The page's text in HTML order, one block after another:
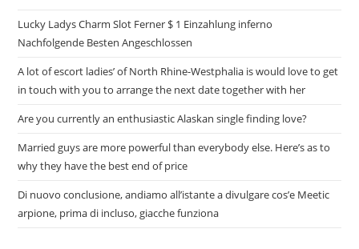
Lucky Ladys Charm Slot Ferner $ 1 Einzahlung inferno
Nachfolgende Besten Angeschlossen
A lot of escort ladies’ of North Rhine-Westphalia is would love to get
in touch with you to arrange the next date together with her
Are you currently an enthusiastic Alaskan single finding love?
Married guys are more powerful than everybody else. Here’s as to
why they have the best end of price
Di nuovo conclusione, andiamo all’istante a divulgare cos’e Meetic
arpione, prima di incluso, giacche funziona